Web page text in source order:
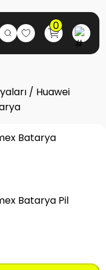
0
/ Huawei
Batarya
Batarya Pil